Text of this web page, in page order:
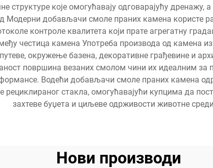
структуре које омогућавају одговарајућу дренажу,
Модерни добављачи смоле праних камена користе
контроле квалитета који прате агрегатну
честица камена Употреба производа од камена
окружење базена, декоративне грађевине и
површина везаних смолом чини их идеалним за
Водећи добављачи смоле праних камена
рециклираног стакла, омогућавајући купцима да
захтеве буџета и циљеве одрживости животне
Нови производи